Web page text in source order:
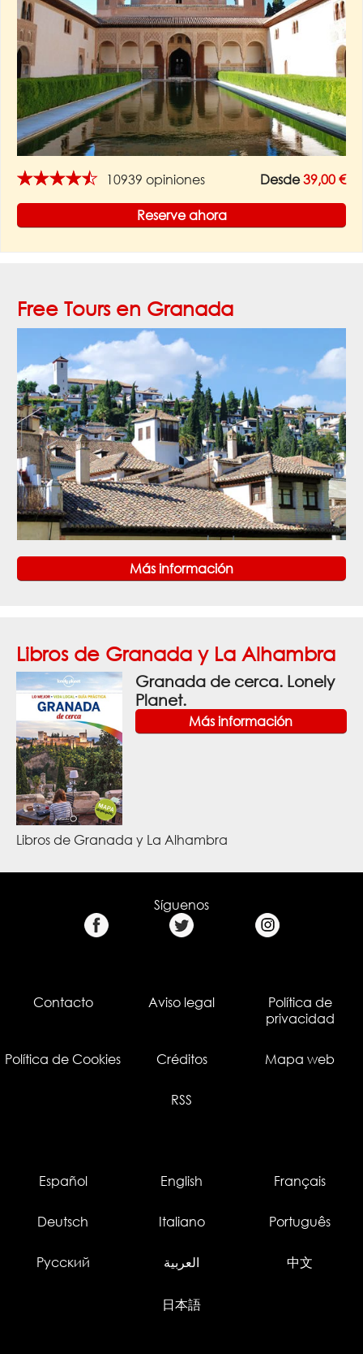
★★★★★ 10939 opiniones Desde39,00 €
Reserve ahora
Free Tours en Granada
Más información
Libros de Granada y La Alhambra
Granada de cerca. Lonely
Planet.
Más información
Libros de Granada y La Alhambra
Síguenos
Contacto Aviso legal
Política de
privacidad
Política de Cookies Créditos Mapa web
RSS
Español English Français
Deutsch Italiano Português
Русский العربية 中文
日本語